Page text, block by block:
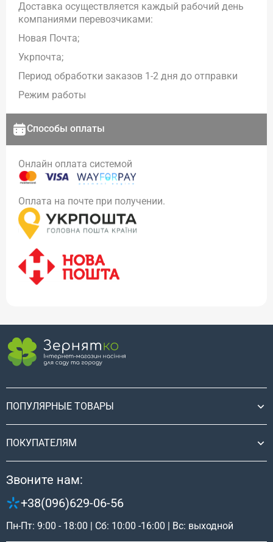
Доставка осуществляется каждый рабочий день
компаниями перевозчиками:
Новая Почта;
Укрпочта;
Период обработки заказов 1-2 дня до отправки
Режим работы
Способы оплаты
Онлайн оплата системой
Оплата на почте при получении.
ПОПУЛЯРНЫЕ ТОВАРЫ
ПОКУПАТЕЛЯМ
Звоните нам:
+38(096)629-06-56
Пн-Пт: 9:00 - 18:00 | Сб: 10:00 -16:00 | Вс: выходной